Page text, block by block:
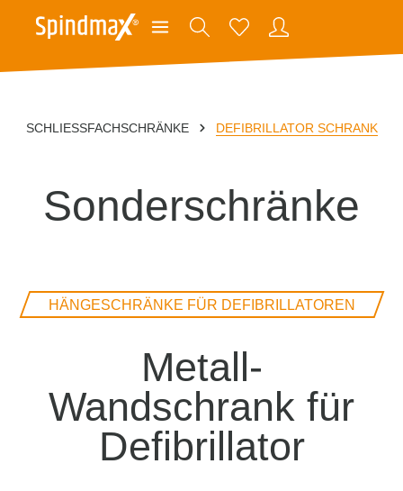
SCHLIESSFACHSCHRÄNKE DEFIBRILLATOR SCHRANK
Sonderschränke
HÄNGESCHRÄNKE FÜR DEFIBRILLATOREN
Metall-
Wandschrank für
Defibrillator